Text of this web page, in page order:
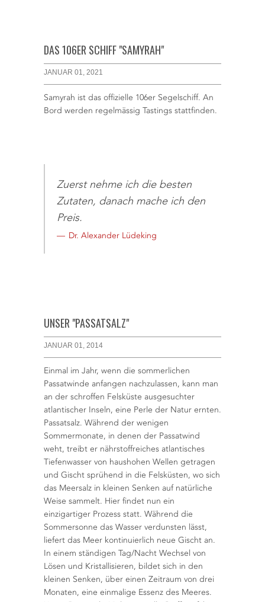
DAS 106ER SCHIFF "SAMYRAH"
JANUAR 01, 2021
Samyrah ist das offizielle 106er Segelschiff. An
Bord werden regelmässig Tastings stattfinden.
Zuerst nehme ich die besten
Zutaten, danach mache ich den
Preis.
Dr. Alexander Lüdeking
UNSER "PASSATSALZ"
JANUAR 01, 2014
Einmal im Jahr, wenn die sommerlichen
Passatwinde anfangen nachzulassen, kann man
an der schroffen Felsküste ausgesuchter
atlantischer Inseln, eine Perle der Natur ernten.
Passatsalz. Während der wenigen
Sommermonate, in denen der Passatwind
weht, treibt er nährstoffreiches atlantisches
Tiefenwasser von haushohen Wellen getragen
und Gischt sprühend in die Felsküsten, wo sich
das Meersalz in kleinen Senken auf natürliche
Weise sammelt. Hier findet nun ein
einzigartiger Prozess statt. Während die
Sommersonne das Wasser verdunsten lässt,
liefert das Meer kontinuierlich neue Gischt an.
In einem ständigen Tag/Nacht Wechsel von
Lösen und Kristallisieren, bildet sich in den
kleinen Senken, über einen Zeitraum von drei
Monaten, eine einmalige Essenz des Meeres.